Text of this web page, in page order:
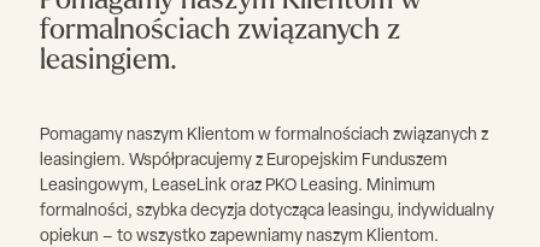
formalnościach związanych z
leasingiem.
Pomagamy naszym Klientom w formalnościach związanych z
leasingiem. Współpracujemy z Europejskim Funduszem
Leasingowym, LeaseLink oraz PKO Leasing. Minimum
formalności, szybka decyzja dotycząca leasingu, indywidualny
opiekun – to wszystko zapewniamy naszym Klientom.